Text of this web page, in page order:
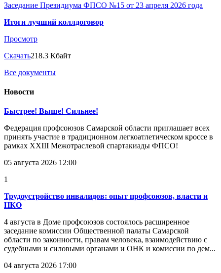
Заседание Президиума ФПСО №15 от 23 апреля 2026 года
Итоги лучший коллдоговор
Просмотр
Скачать218.3 Кбайт
Все документы
Новости
Быстрее! Выше! Сильнее!
Федерация профсоюзов Самарской области приглашает всех
принять участие в традиционном легкоатлетическом кроссе в
рамках XXIII Межотраслевой спартакиады ФПСО!
05 августа 2026 12:00
1
Трудоустройство инвалидов: опыт профсоюзов, власти и
НКО
4 августа в Доме профсоюзов состоялось расширенное
заседание комиссии Общественной палаты Самарской
области по законности, правам человека, взаимодействию с
судебными и силовыми органами и ОНК и комиссии по дем...
04 августа 2026 17:00